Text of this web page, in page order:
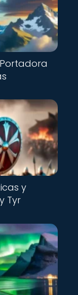
y
Tyr